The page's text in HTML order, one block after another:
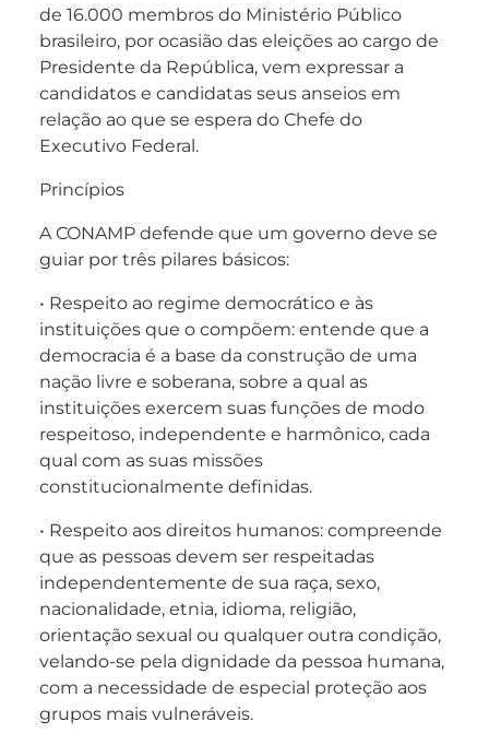
de 16.000 membros do Ministério Público
brasileiro, por ocasião das eleições ao cargo de
Presidente da República, vem expressar a
candidatos e candidatas seus anseios em
relação ao que se espera do Chefe do
Executivo Federal.
Princípios
A CONAMP defende que um governo deve se
guiar por três pilares básicos:
• Respeito ao regime democrático e às
instituições que o compõem: entende que a
democracia é a base da construção de uma
nação livre e soberana, sobre a qual as
instituições exercem suas funções de modo
respeitoso, independente e harmônico, cada
qual com as suas missões
constitucionalmente definidas.
• Respeito aos direitos humanos: compreende
que as pessoas devem ser respeitadas
independentemente de sua raça, sexo,
nacionalidade, etnia, idioma, religião,
orientação sexual ou qualquer outra condição,
velando-se pela dignidade da pessoa humana,
com a necessidade de especial proteção aos
grupos mais vulneráveis.